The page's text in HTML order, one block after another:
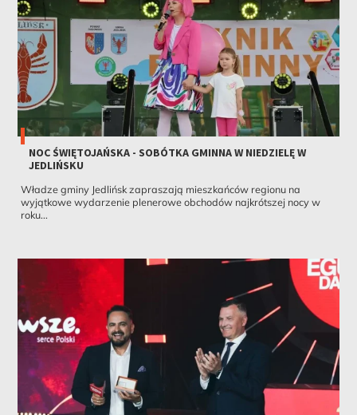
NOC ŚWIĘTOJAŃSKA - SOBÓTKA GMINNA W NIEDZIELĘ W
JEDLIŃSKU
Władze gminy Jedlińsk zapraszają mieszkańców regionu na
wyjątkowe wydarzenie plenerowe obchodów najkrótszej nocy w
roku...